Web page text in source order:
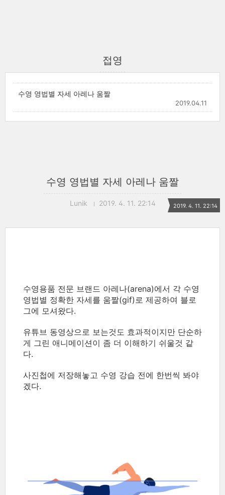
접영
수영 영법별 자세 아레나 움짤
2019.04.11
수영 영법별 자세 아레나 움짤
Lunik 2019. 4. 11. 22:14 2019. 4. 11. 22:14
수영용품 전문 브랜드 아레나(arena)에서 각 수영
영법별 정확한 자세를 움짤(gif)로 제공하여 블로
그에 모셔왔다.
유튜브 동영상으로 보는것도 효과적이지만 단순하
게 그린 애니메이션이 좀 더 이해하기 쉬울것 같
다.
사진첩에 저장해놓고 수영 강습 전에 한번씩 봐야
겠다.